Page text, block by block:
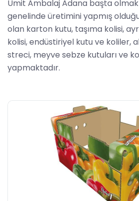
Ümit Ambalaj Adana başta
genelinde üretimini yapmış
olan karton kutu, taşıma kolisi,
kolisi, endüstiriyel kutu ve koliler,
streci, meyve sebze kutuları ve
yapmaktadır.